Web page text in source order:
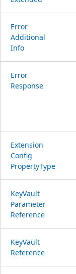
Error
Additional
Info
Error
Response
Extension
Config
PropertyType
KeyVault
Parameter
Reference
KeyVault
Reference